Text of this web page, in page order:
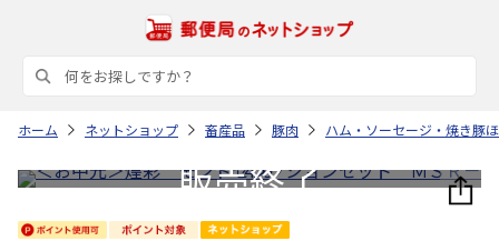
ホーム ネットショップ 畜産品 豚肉 ハム・ソーセージ・焼き豚